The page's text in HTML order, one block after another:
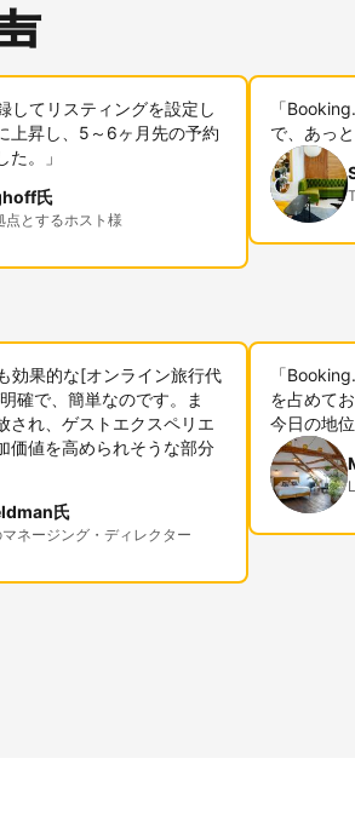
してリスティングを設定し
上昇し、5～6ヶ月先の予約
。」
氏
点とするホスト様
「
で、あっ
効果的な[オンライン旅行代
確で、簡単なのです。ま
され、ゲストエクスペリエ
価値を高められそうな部分
氏
ネージング・ディレクター
「
を占めて
今日の地